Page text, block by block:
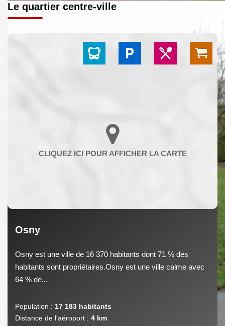
Le quartier centre-ville
Osny
Osny est une ville de 16 370 habitants dont 71 % des
habitants sont propriétaires.Osny est une ville calme avec
64 % de...
Population : 17 183 habitants
Distance de l'aéroport : 4 km